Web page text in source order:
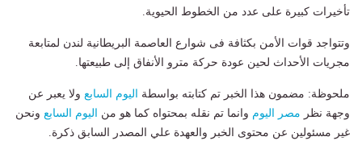
تأخيرات كبيرة على عدد من الخطوط الحيوية.
وتتواجد قوات الأمن بكثافة فى شوارع العاصمة البريطانية لندن لمتابعة
مجريات الأحداث لحين عودة حركة مترو الأنفاق إلى طبيعتها.
ملحوظة: مضمون هذا الخبر تم كتابته بواسطة اليوم السابع ولا يعبر عن
وجهة نظر مصر اليوم وانما تم نقله بمحتواه كما هو من اليوم السابع ونحن
غير مسئولين عن محتوى الخبر والعهدة علي المصدر السابق ذكرة.